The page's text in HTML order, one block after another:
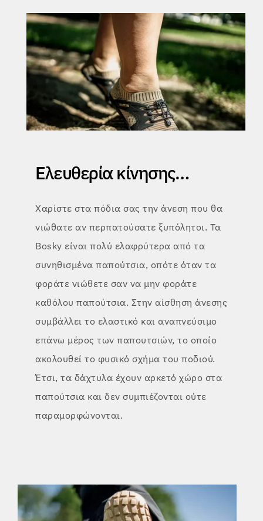
Ελευθερία κίνησης…
Χαρίστε στα πόδια σας την άνεση που θα
νιώθατε αν περπατούσατε ξυπόλητοι. Τα
Bosky είναι πολύ ελαφρύτερα από τα
συνηθισμένα παπούτσια, οπότε όταν τα
φοράτε νιώθετε σαν να μην φοράτε
καθόλου παπούτσια. Στην αίσθηση άνεσης
συμβάλλει το ελαστικό και αναπνεύσιμο
επάνω μέρος των παπουτσιών, το οποίο
ακολουθεί το φυσικό σχήμα του ποδιού.
Έτσι, τα δάχτυλα έχουν αρκετό χώρο στα
παπούτσια και δεν συμπιέζονται ούτε
παραμορφώνονται.